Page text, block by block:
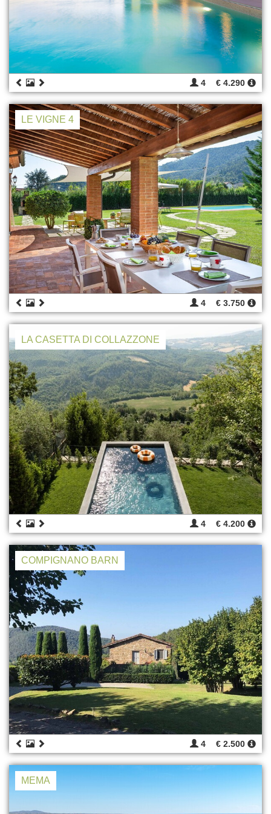
4 € 4.290
LE VIGNE 4
4 € 3.750
LA CASETTA DI COLLAZZONE
4 € 4.200
COMPIGNANO BARN
4 € 2.500
MEMA